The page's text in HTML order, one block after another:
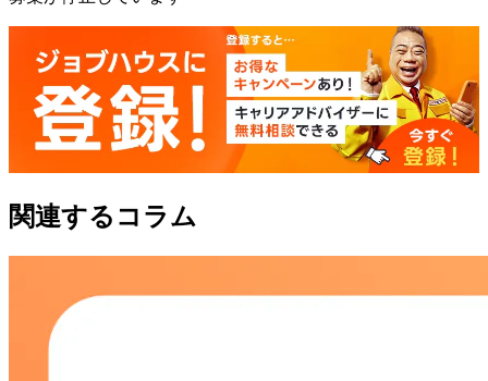
関連するコラム